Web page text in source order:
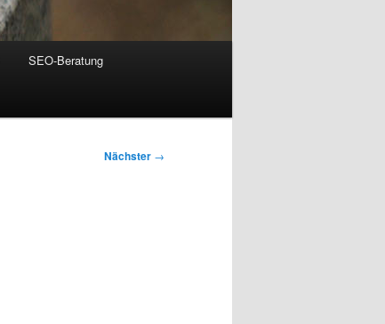
SEO-Beratung
Nächster →